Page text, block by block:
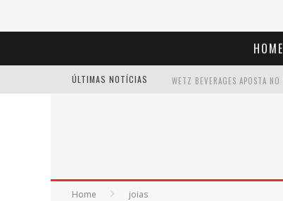
HOME
ÚLTIMAS NOTÍCIAS
Home joias